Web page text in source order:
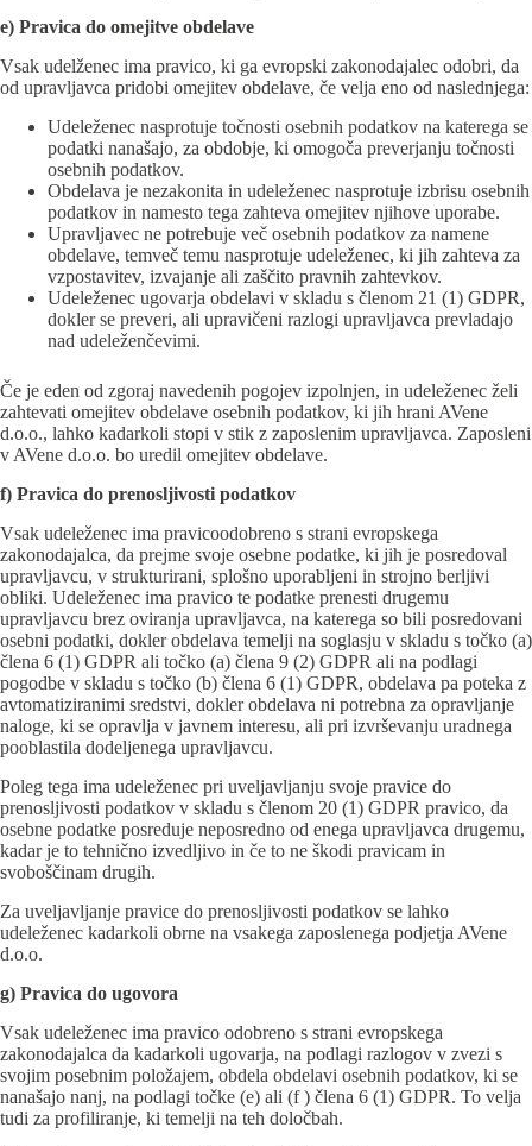
e) Pravica do omejitve obdelave
Vsak udelženec ima pravico, ki ga evropski zakonodajalec odobri, da
od upravljavca pridobi omejitev obdelave, če velja eno od naslednjega:
Udeleženec nasprotuje točnosti osebnih podatkov na katerega se
podatki nanašajo, za obdobje, ki omogoča preverjanju točnosti
osebnih podatkov.
Obdelava je nezakonita in udeleženec nasprotuje izbrisu osebnih
podatkov in namesto tega zahteva omejitev njihove uporabe.
Upravljavec ne potrebuje več osebnih podatkov za namene
obdelave, temveč temu nasprotuje udeleženec, ki jih zahteva za
vzpostavitev, izvajanje ali zaščito pravnih zahtevkov.
Udeleženec ugovarja obdelavi v skladu s členom 21 (1) GDPR,
dokler se preveri, ali upravičeni razlogi upravljavca prevladajo
nad udeleženčevimi.
Če je eden od zgoraj navedenih pogojev izpolnjen, in udeleženec želi
zahtevati omejitev obdelave osebnih podatkov, ki jih hrani AVene
d.o.o., lahko kadarkoli stopi v stik z zaposlenim upravljavca. Zaposleni
v AVene d.o.o. bo uredil omejitev obdelave.
f) Pravica do prenosljivosti podatkov
Vsak udeleženec ima pravicoodobreno s strani evropskega
zakonodajalca, da prejme svoje osebne podatke, ki jih je posredoval
upravljavcu, v strukturirani, splošno uporabljeni in strojno berljivi
obliki. Udeleženec ima pravico te podatke prenesti drugemu
upravljavcu brez oviranja upravljavca, na katerega so bili posredovani
osebni podatki, dokler obdelava temelji na soglasju v skladu s točko (a)
člena 6 (1) GDPR ali točko (a) člena 9 (2) GDPR ali na podlagi
pogodbe v skladu s točko (b) člena 6 (1) GDPR, obdelava pa poteka z
avtomatiziranimi sredstvi, dokler obdelava ni potrebna za opravljanje
naloge, ki se opravlja v javnem interesu, ali pri izvrševanju uradnega
pooblastila dodeljenega upravljavcu.
Poleg tega ima udeleženec pri uveljavljanju svoje pravice do
prenosljivosti podatkov v skladu s členom 20 (1) GDPR pravico, da
osebne podatke posreduje neposredno od enega upravljavca drugemu,
kadar je to tehnično izvedljivo in če to ne škodi pravicam in
svoboščinam drugih.
Za uveljavljanje pravice do prenosljivosti podatkov se lahko
udeleženec kadarkoli obrne na vsakega zaposlenega podjetja AVene
d.o.o.
g) Pravica do ugovora
Vsak udeleženec ima pravico odobreno s strani evropskega
zakonodajalca da kadarkoli ugovarja, na podlagi razlogov v zvezi s
svojim posebnim položajem, obdela obdelavi osebnih podatkov, ki se
nanašajo nanj, na podlagi točke (e) ali (f ) člena 6 (1) GDPR. To velja
tudi za profiliranje, ki temelji na teh določbah.